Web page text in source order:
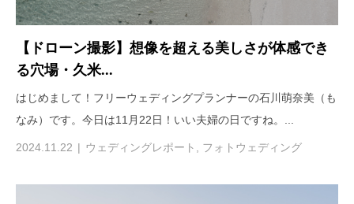
【ドローン撮影】想像を超える美しさが体感でき
る穴場・久米...
はじめまして！フリーウェディングプランナーの石川萌奈美（も
なみ）です。今日は11月22日！いい夫婦の日ですね。...
2024.11.22 ウェディングレポート フォトウェディング